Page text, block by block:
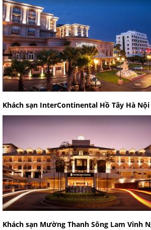
Khách sạn InterContinental Hồ Tây Hà Nội
Khách sạn Mường Thanh Sông Lam Vinh